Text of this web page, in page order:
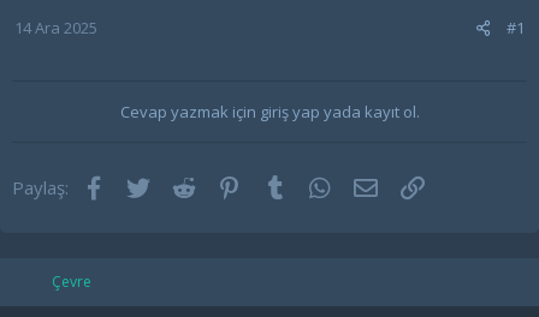
#1
14 Ara 2025
Cevap yazmak için giriş yap yada kayıt ol.
Paylaş: Facebook
Twitter Reddit Pinterest
Tumblr WhatsApp
E-postaLink
Çevre